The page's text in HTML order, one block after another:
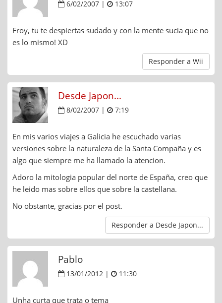
6/02/2007 | 13:07
Froy, tu te despiertas sudado y con la mente sucia que no
es lo mismo! XD
Responder a Wii
Desde Japon...
8/02/2007 | 7:19
En mis varios viajes a Galicia he escuchado varias
versiones sobre la naturaleza de la Santa Compaña y es
algo que siempre me ha llamado la atencion.
Adoro la mitologia popular del norte de España, creo que
he leido mas sobre ellos que sobre la castellana.
No obstante, gracias por el post.
Responder a Desde Japon...
Pablo
13/01/2012 | 11:30
Unha curta que trata o tema